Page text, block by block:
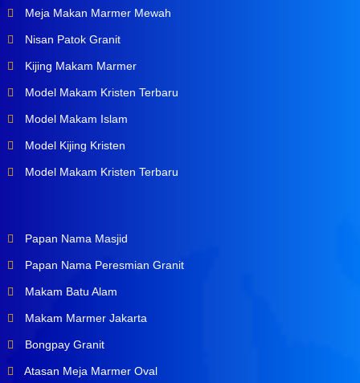
Meja Makan Marmer Mewah
Nisan Patok Granit
Kijing Makam Marmer
Model Makam Kristen Terbaru
Model Makam Islam
Model Kijing Kristen
Model Makam Kristen Terbaru
Papan Nama Masjid
Papan Nama Peresmian Granit
Makam Batu Alam
Makam Marmer Jakarta
Bongpay Granit
Atasan Meja Marmer Oval